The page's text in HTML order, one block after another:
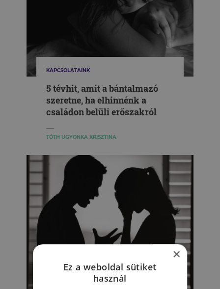
KAPCSOLATAINK
5 tévhit, amit a bántalmazó
szeretne, ha elhinnénk a
családon belüli erőszakról
TÓTH UGYONKA KRISZTINA
×
Ez a weboldal sütiket
használ